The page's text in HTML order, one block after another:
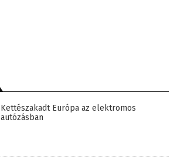
Kettészakadt Európa az elektromos
autózásban